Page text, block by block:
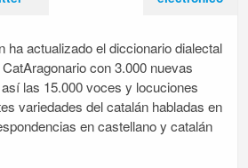
ha actualizado el diccionario dialectal
con 3.000 nuevas
las 15.000 voces y locuciones
variedades del catalán habladas en
en castellano y catalán